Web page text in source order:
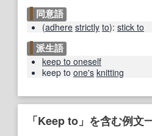
同意語
(adhere strictly to): stick to
派生語
keep to oneself
keep to one's knitting
「Keep to」を含む例文